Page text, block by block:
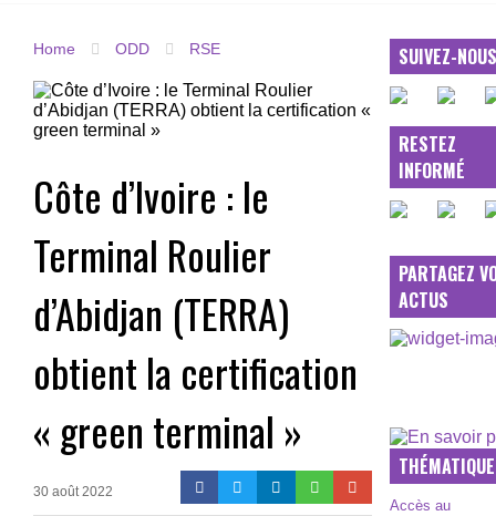
Home ODD RSE
Côte d’Ivoire : le
Terminal Roulier
d’Abidjan (TERRA)
obtient la certification
« green terminal »
30 août 2022
SUIVEZ-
RESTEZ
INFORMÉ
PARTAGEZ
ACTUS
Accès au